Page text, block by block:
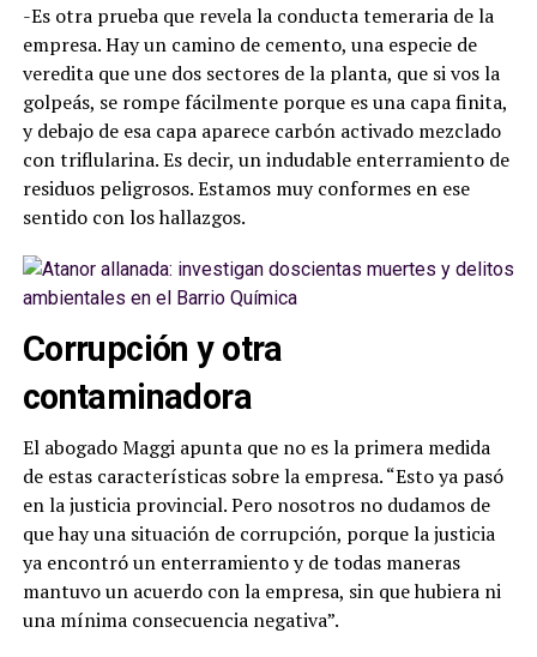
-Es otra prueba que revela la conducta temeraria de la
empresa. Hay un camino de cemento, una especie de
veredita que une dos sectores de la planta, que si vos la
golpeás, se rompe fácilmente porque es una capa finita,
y debajo de esa capa aparece carbón activado mezclado
con triflularina. Es decir, un indudable enterramiento de
residuos peligrosos. Estamos muy conformes en ese
sentido con los hallazgos.
Corrupción y otra
contaminadora
El abogado Maggi apunta que no es la primera medida
de estas características sobre la empresa. “Esto ya pasó
en la justicia provincial. Pero nosotros no dudamos de
que hay una situación de corrupción, porque la justicia
ya encontró un enterramiento y de todas maneras
mantuvo un acuerdo con la empresa, sin que hubiera ni
una mínima consecuencia negativa”.